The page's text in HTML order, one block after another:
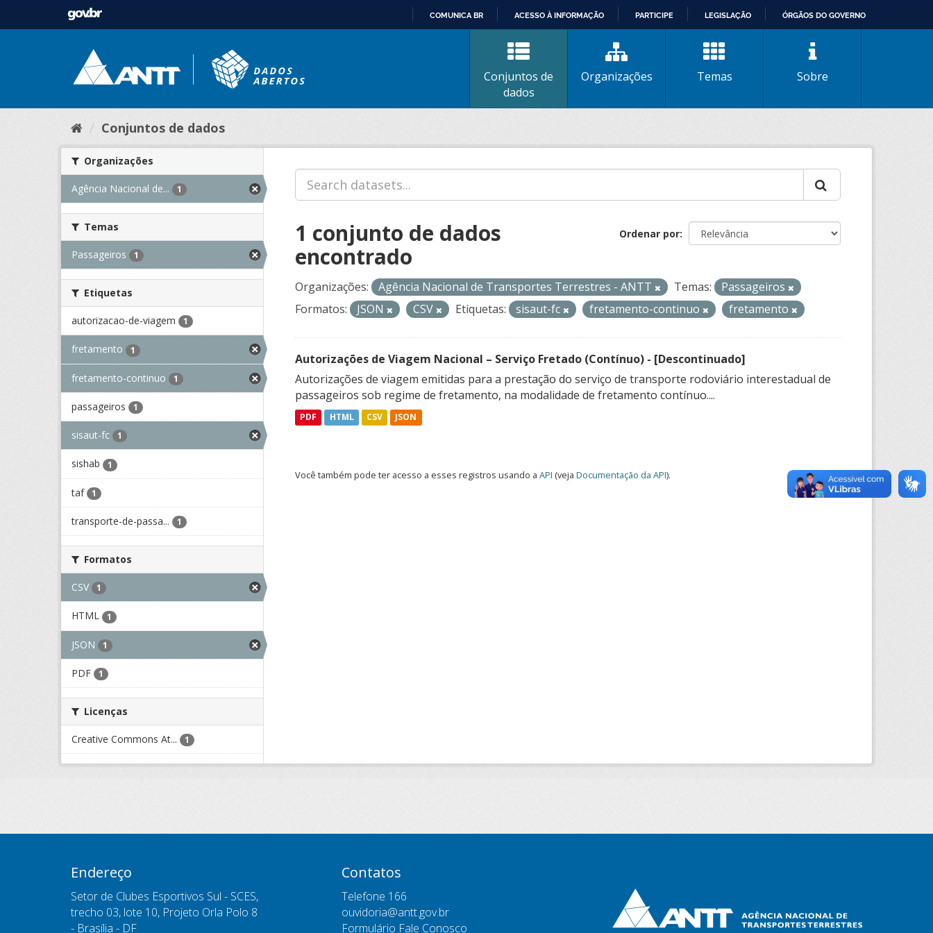
CONTEÚDO
COMUNICA BR ACESSO À INFORMAÇÃO PARTICIPE LEGISLAÇÃO ÓRGÃOS DO GOVERNO
Conjuntos de
dados
Organizações Temas Sobre
Conjuntos de dados
Organizações
Agência Nacional de... 1
Temas
Passageiros 1
Etiquetas
autorizacao-de-viagem 1
fretamento 1
fretamento-continuo 1
passageiros 1
sisaut-fc 1
sishab 1
taf 1
transporte-de-passa... 1
Formatos
CSV 1
HTML 1
JSON 1
PDF 1
Licenças
Creative Commons At... 1
Ordenar por
1 conjunto de dados
encontrado
Organizações: Agência Nacional de Transportes Terrestres - ANTT Temas:
Passageiros
Formatos:
JSON CSV Etiquetas: sisaut-fc fretamento-continuo fretamento
Autorizações de Viagem Nacional – Serviço Fretado (Contínuo) - [Descontinuado]
Autorizações de viagem emitidas para a prestação do serviço de transporte rodoviário interestadual de
passageiros sob regime de fretamento, na modalidade de fretamento contínuo....
PDF HTML CSV JSON
Você também pode ter acesso a esses registros usando a API (veja Documentação da API).
Endereço
Setor de Clubes Esportivos Sul - SCES,
trecho 03, lote 10, Projeto Orla Polo 8
- Brasília - DF
Contatos
Telefone 166
ouvidoria@antt.gov.br
Formulário Fale Conosco